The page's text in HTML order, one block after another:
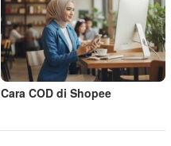
Cara COD di Shopee